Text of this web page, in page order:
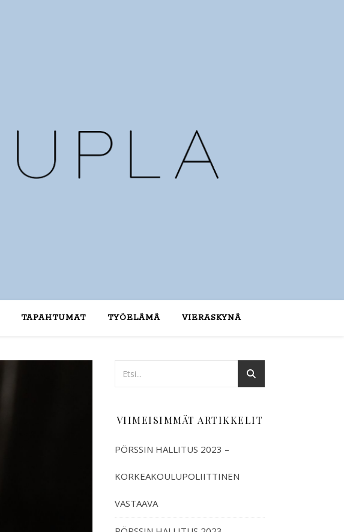
TAPAHTUMAT TYÖELÄMÄ VIERASKYNÄ
VIIMEISIMMÄT ARTIKKELIT
PÖRSSIN HALLITUS 2023 –
KORKEAKOULUPOLIITTINEN
VASTAAVA